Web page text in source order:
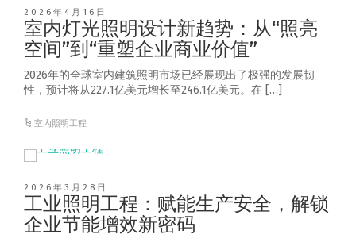
2026年4月16日
室内灯光照明设计新趋势：从“照亮
空间”到“重塑企业商业价值”
2026年的全球室内建筑照明市场已经展现出了极强的发展韧
性，预计将从227.1亿美元增长至246.1亿美元。在 […]
室内照明工程
2026年3月28日
工业照明工程：赋能生产安全，解锁
企业节能增效新密码